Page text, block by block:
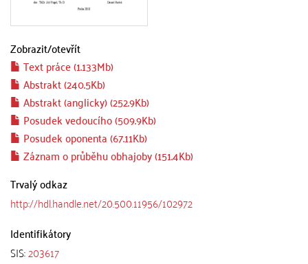
Zobrazit/otevřít
Text práce (1.133Mb)
Abstrakt (240.5Kb)
Abstrakt (anglicky) (252.9Kb)
Posudek vedoucího (509.9Kb)
Posudek oponenta (67.11Kb)
Záznam o průběhu obhajoby (151.4Kb)
Trvalý odkaz
http://hdl.handle.net/20.500.11956/102972
Identifikátory
SIS:203617